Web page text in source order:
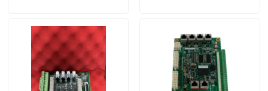
उत्पाद
वीडियो